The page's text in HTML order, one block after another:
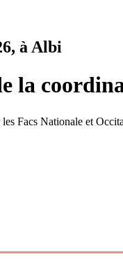
à Albi
la
les Facs Nationale et